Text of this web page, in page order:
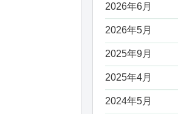
2026年6月
2026年5月
2025年9月
2025年4月
2024年5月